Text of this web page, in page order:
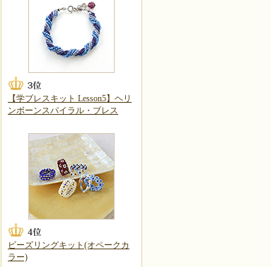
【学ブレスキット Lesson5】ヘリ
ンボーンスパイラル・ブレス
ビーズリングキット(オペークカ
ラー)